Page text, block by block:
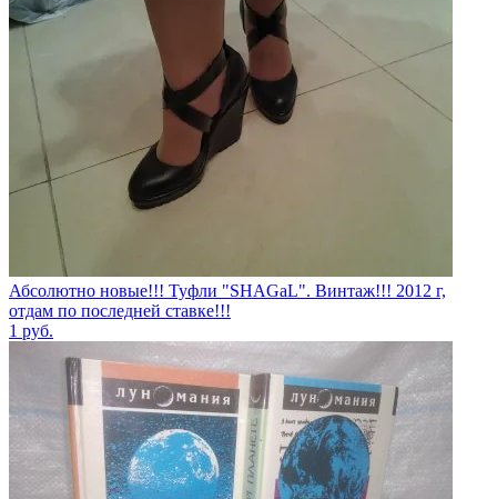
Абсолютно новые!!! Туфли "SHAGаL". Винтаж!!! 2012 г,
отдам по последней ставке!!!
1 руб.